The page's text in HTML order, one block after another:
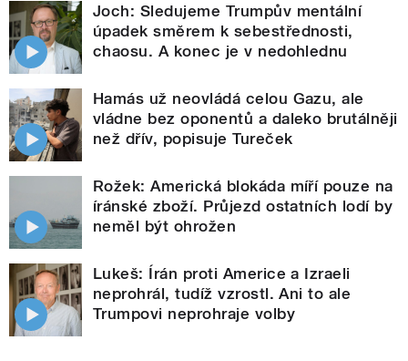
Joch: Sledujeme Trumpův mentální
úpadek směrem k sebestřednosti,
chaosu. A konec je v nedohlednu
Hamás už neovládá celou Gazu, ale
vládne bez oponentů a daleko brutálněji
než dřív, popisuje Tureček
Rožek: Americká blokáda míří pouze na
íránské zboží. Průjezd ostatních lodí by
neměl být ohrožen
Lukeš: Írán proti Americe a Izraeli
neprohrál, tudíž vzrostl. Ani to ale
Trumpovi neprohraje volby